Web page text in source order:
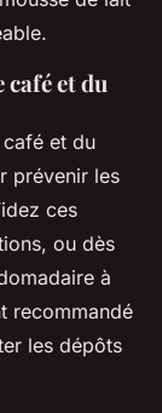
café et du
et du
prévenir les
ces
ou dès
à
recommandé
les dépôts